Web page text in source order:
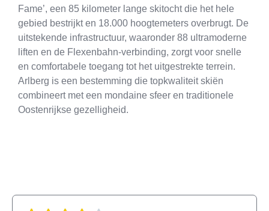
Fame’, een 85 kilometer lange skitocht die het hele
gebied bestrijkt en 18.000 hoogtemeters overbrugt. De
uitstekende infrastructuur, waaronder 88 ultramoderne
liften en de Flexenbahn-verbinding, zorgt voor snelle
en comfortabele toegang tot het uitgestrekte terrein.
Arlberg is een bestemming die topkwaliteit skiën
combineert met een mondaine sfeer en traditionele
Oostenrijkse gezelligheid.